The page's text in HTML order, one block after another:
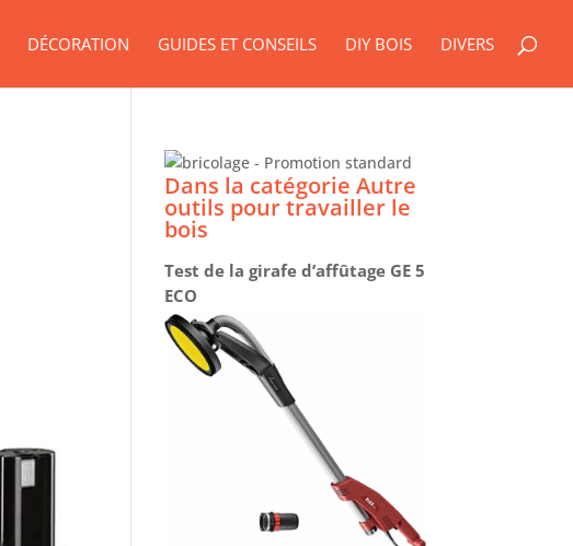
DÉCORATION GUIDES ET CONSEILS DIY BOIS DIVERS
Dans la catégorie Autre
outils pour travailler le
bois
Test de la girafe d’affûtage GE 5
ECO